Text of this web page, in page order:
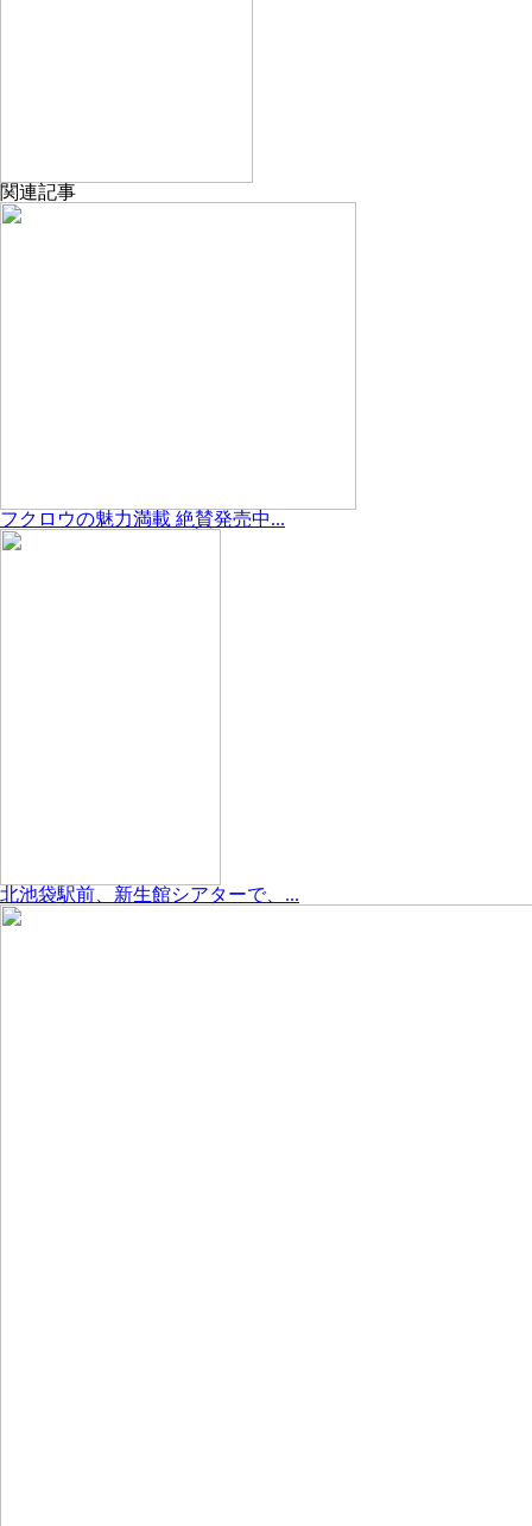
関連記事
フクロウの魅力満載 絶賛発売中...
北池袋駅前、新生館シアターで、...